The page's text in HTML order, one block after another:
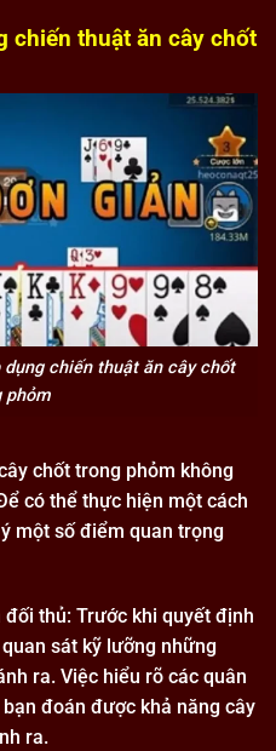
chiến thuật ăn cây chốt
chiến thuật ăn cây chốt
phỏm
chốt trong phỏm không
có thể thực hiện một cách
một số điểm quan trọng
thủ: Trước khi quyết định
sát kỹ lưỡng những
ra. Việc hiểu rõ các quân
đoán được khả năng cây
ra.